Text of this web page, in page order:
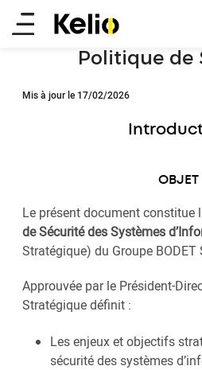
Aller
auMain
Politique de
Mis à jour le 17/02/2026
OBJET
Le présent document constitue
de Sécurité des Systèmes
Stratégique) du Groupe BODET
Approuvée par le Président-
Stratégique définit :
Les enjeux et objectifs
sécurité des systèmes